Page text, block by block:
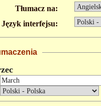
Tłumacz na:
Język interfejsu: